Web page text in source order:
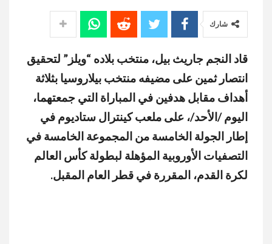
شارك
قاد النجم جاريث بيل، منتخب بلاده “ويلز” لتحقيق
انتصار ثمين على مضيفه منتخب بيلاروسيا بثلاثة
أهداف مقابل هدفين في المباراة التي جمعتهما،
اليوم /الأحد/، على ملعب كينترال ستاديوم في
إطار الجولة الخامسة من المجموعة الخامسة في
التصفيات الأوروبية المؤهلة لبطولة كأس العالم
لكرة القدم، المقررة في قطر العام المقبل.